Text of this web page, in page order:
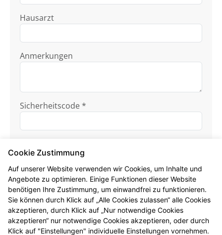
Hausarzt
Anmerkungen
Sicherheitscode *
Ich habe dieDatenschutzhinweisezur
Kenntnis genommen.
Formular jetzt absenden
Cookie Zustimmung
Auf unserer Website verwenden wir Cookies, um Inhalte und
Angebote zu optimieren. Einige Funktionen dieser Website
benötigen Ihre Zustimmung, um einwandfrei zu funktionieren.
Sie können durch Klick auf „Alle Cookies zulassen“ alle Cookies
akzeptieren, durch Klick auf „Nur notwendige Cookies
akzeptieren“ nur notwendige Cookies akzeptieren, oder durch
Klick auf "Einstellungen" individuelle Einstellungen vornehmen.